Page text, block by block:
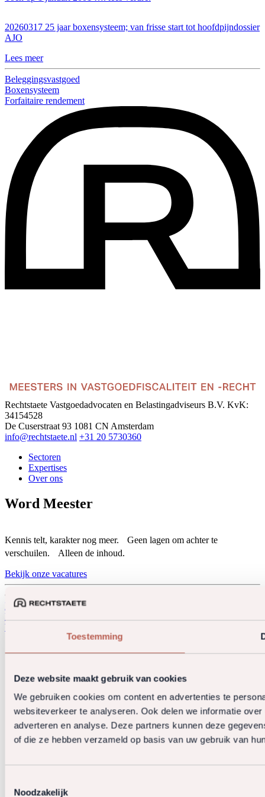
Toestemming
Deze website maakt gebruik van cookies
We gebruiken cookies om content en advertenties te
websiteverkeer te analyseren. Ook delen we informatie
adverteren en analyse. Deze partners kunnen deze
of die ze hebben verzameld op basis van uw gebruik van
Noodzakelijk
20260317 25 jaar boxensysteem; van frisse start tot hoofdpijndossier
AJO
Lees meer
Beleggingsvastgoed
Boxensysteem
Forfaitaire rendement
Rechtstaete Vastgoedadvocaten en Belastingadviseurs B.V. KvK:
34154528
De Cuserstraat 93 1081 CN Amsterdam
info@rechtstaete.nl +31 20 5730360
Sectoren
Expertises
Over ons
Word Meester
Kennis telt, karakter nog meer. Geen lagen om achter te
verschuilen. Alleen de inhoud.
Bekijk onze vacatures
© 2026 Rechtstaete. All rights reserved.
Privacy policyAlgemene voorwaarden
Derdengelden
Website door OGonline.nl